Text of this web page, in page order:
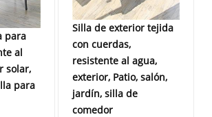
para
al
solar,
para
Silla de exterior tejida
con cuerdas,
resistente al agua,
exterior, Patio, salón,
jardín, silla de
comedor